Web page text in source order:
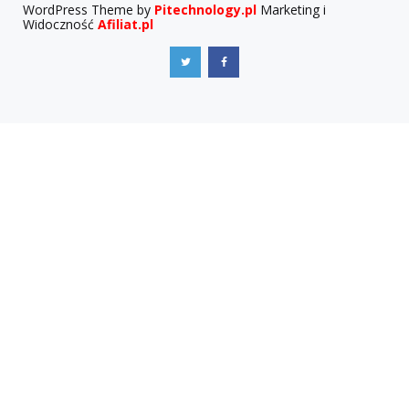
WordPress Theme by Pitechnology.pl Marketing i
Widoczność Afiliat.pl